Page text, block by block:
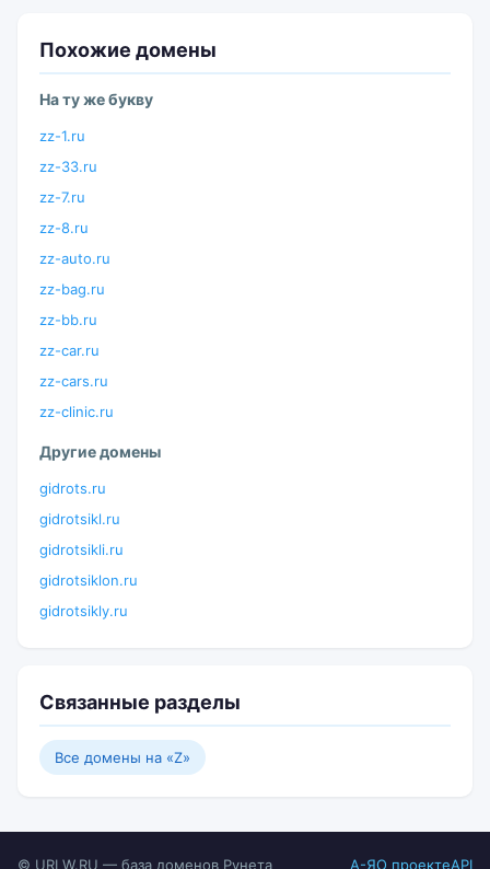
Похожие домены
На ту же букву
zz-1.ru
zz-33.ru
zz-7.ru
zz-8.ru
zz-auto.ru
zz-bag.ru
zz-bb.ru
zz-car.ru
zz-cars.ru
zz-clinic.ru
Другие домены
gidrots.ru
gidrotsikl.ru
gidrotsikli.ru
gidrotsiklon.ru
gidrotsikly.ru
Связанные разделы
Все домены на «Z»
© URLW.RU — база доменов Рунета А-ЯО проектеAPI